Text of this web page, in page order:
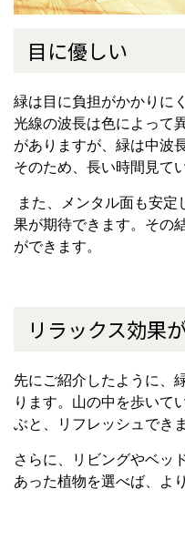
目に優しい
緑は目に負担がかかりに
光線の波長は色によって
がありますが、緑は中波
そのため、長い時間見て
また、メンタル面も安定
果が期待できます。その
ができます。
リラックス効果
先にご紹介したように、
ります。山の中を歩いて
ぶと、リフレッシュでき
さらに、リビングやベッ
あった植物を選べば、よ